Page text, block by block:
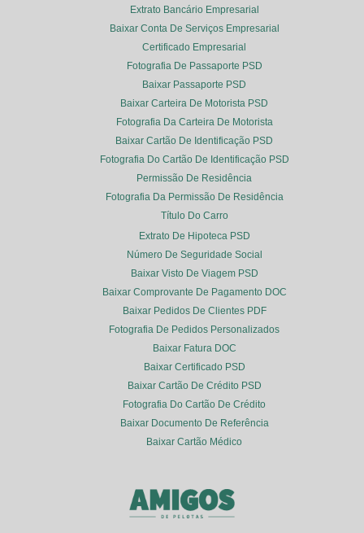
Extrato Bancário Empresarial
Baixar Conta De Serviços Empresarial
Certificado Empresarial
Fotografia De Passaporte PSD
Baixar Passaporte PSD
Baixar Carteira De Motorista PSD
Fotografia Da Carteira De Motorista
Baixar Cartão De Identificação PSD
Fotografia Do Cartão De Identificação PSD
Permissão De Residência
Fotografia Da Permissão De Residência
Título Do Carro
Extrato De Hipoteca PSD
Número De Seguridade Social
Baixar Visto De Viagem PSD
Baixar Comprovante De Pagamento DOC
Baixar Pedidos De Clientes PDF
Fotografia De Pedidos Personalizados
Baixar Fatura DOC
Baixar Certificado PSD
Baixar Cartão De Crédito PSD
Fotografia Do Cartão De Crédito
Baixar Documento De Referência
Baixar Cartão Médico